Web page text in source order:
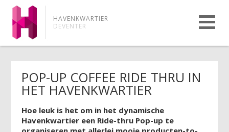
HAVENKWARTIER
DEVENTER
POP-UP COFFEE RIDE THRU IN
HET HAVENKWARTIER
Hoe leuk is het om in het dynamische
Havenkwartier een Ride-thru Pop-up te